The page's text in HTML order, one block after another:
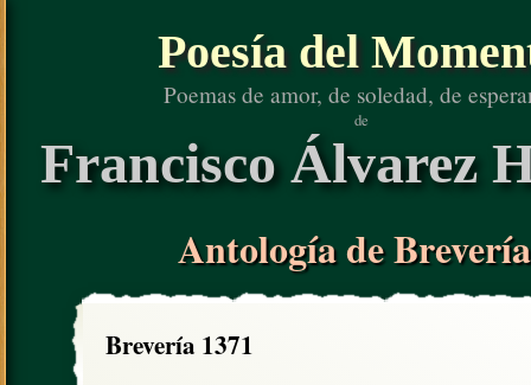
Poesía del
Poemas de amor, de soledad, de
de
Francisco Álvarez
Antología de
Brevería 1371